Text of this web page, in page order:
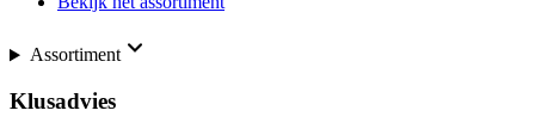
Assortiment
Klusadvies